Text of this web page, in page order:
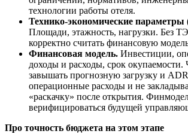
технологии работы отеля.
Технико-экономические
Площади, этажность, нагрузки. Без
корректно считать финансовую
Финансовая модель. Инвестиции,
доходы и расходы, срок
завышать прогнозную загрузку и
операционные расходы и не
«раскачку» после открытия.
верифицироваться будущей
Про точность бюджета на этом этапе